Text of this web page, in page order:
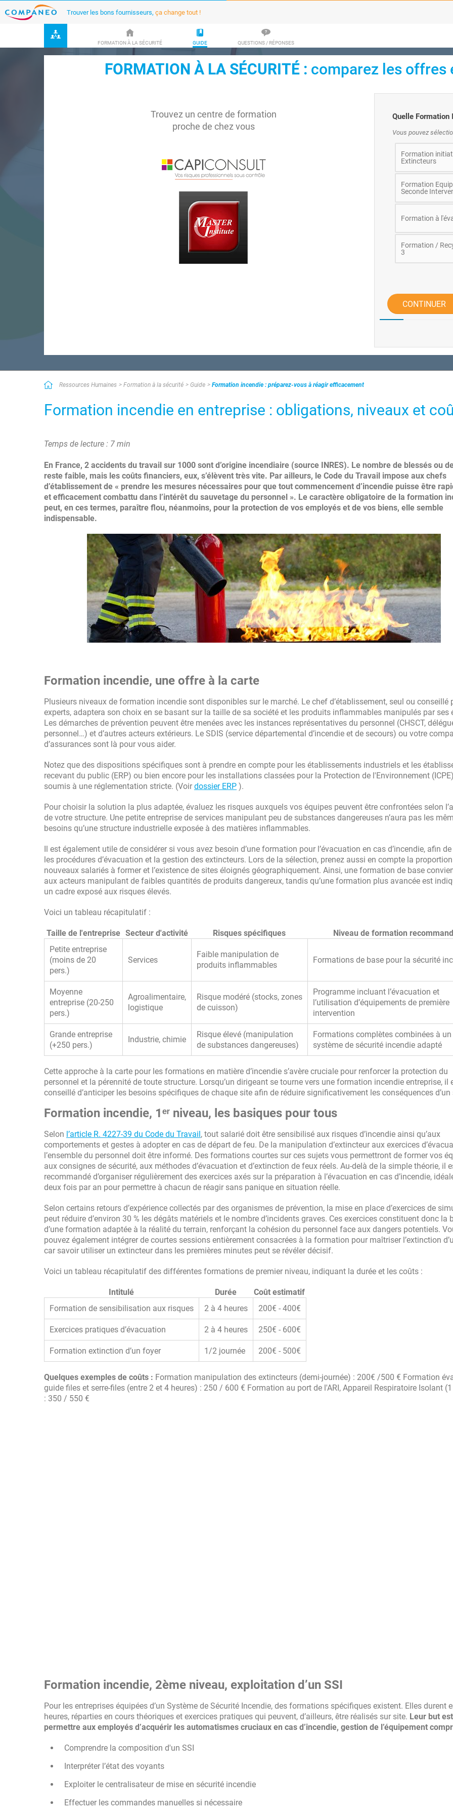
Trouver les bons fournisseurs, ça change tout !
FORMATION À LA SÉCURITÉ GUIDE QUESTIONS / RÉPONSES
FORMATION À LA SÉCURITÉ : comparez les offres
Trouvez un centre de formation
proche de chez vous
Quelle Formation
Vous pouvez
Formation
Extincteurs
Formation
Seconde
Formation à
Formation /
3
CONTINUER
Ressources Humaines Formation à la sécurité Guide Formation incendie : préparez-vous à réagir efficacement
Formation incendie en entreprise : obligations, niveaux et
Temps de lecture : 7 min
En France, 2 accidents du travail sur 1000 sont d’origine incendiaire (source INRES). Le nombre de blessés ou
reste faible, mais les coûts financiers, eux, s’élèvent très vite. Par ailleurs, le Code du Travail impose aux chefs
d’établissement de « prendre les mesures nécessaires pour que tout commencement d’incendie puisse être
et efficacement combattu dans l’intérêt du sauvetage du personnel ». Le caractère obligatoire de la formation
peut, en ces termes, paraître flou, néanmoins, pour la protection de vos employés et de vos biens, elle semble
indispensable.
Formation incendie, une offre à la carte
Plusieurs niveaux de formation incendie sont disponibles sur le marché. Le chef d’établissement, seul ou conseillé
experts, adaptera son choix en se basant sur la taille de sa société et les produits inflammables manipulés par ses
Les démarches de prévention peuvent être menées avec les instances représentatives du personnel (CHSCT,
personnel…) et d’autres acteurs extérieurs. Le SDIS (service départemental d’incendie et de secours) ou votre
d’assurances sont là pour vous aider.
Notez que des dispositions spécifiques sont à prendre en compte pour les établissements industriels et les
recevant du public (ERP) ou bien encore pour les installations classées pour la Protection de l'Environnement
soumis à une réglementation stricte. (Voir dossier ERP ).
Pour choisir la solution la plus adaptée, évaluez les risques auxquels vos équipes peuvent être confrontées selon
de votre structure. Une petite entreprise de services manipulant peu de substances dangereuses n’aura pas les
besoins qu’une structure industrielle exposée à des matières inflammables.
Il est également utile de considérer si vous avez besoin d’une formation pour l’évacuation en cas d’incendie, afin
les procédures d’évacuation et la gestion des extincteurs. Lors de la sélection, prenez aussi en compte la
nouveaux salariés à former et l’existence de sites éloignés géographiquement. Ainsi, une formation de base
aux acteurs manipulant de faibles quantités de produits dangereux, tandis qu’une formation plus avancée est
un cadre exposé aux risques élevés.
Voici un tableau récapitulatif :
Taille de l'entreprise Secteur d'activité Risques spécifiques
Niveau de formation
Petite entreprise
(moins de 20
pers.)
Services
Faible manipulation de
produits inflammables
Formations de base pour la sécurité
Moyenne
entreprise (20-250
pers.)
Agroalimentaire,
logistique
Risque modéré (stocks, zones
de cuisson)
Programme incluant l’évacuation et
l’utilisation d’équipements de première
intervention
Grande entreprise
(+250 pers.)
Industrie, chimie
Risque élevé (manipulation
de substances dangereuses)
Formations complètes combinées à un
système de sécurité incendie adapté
Cette approche à la carte pour les formations en matière d’incendie s’avère cruciale pour renforcer la protection du
personnel et la pérennité de toute structure. Lorsqu’un dirigeant se tourne vers une formation incendie entreprise, il
conseillé d’anticiper les besoins spécifiques de chaque site afin de réduire significativement les conséquences d’un
Formation incendie, 1ᵉʳ niveau, les basiques pour tous
Selon l’article R. 4227-39 du Code du Travail, tout salarié doit être sensibilisé aux risques d’incendie ainsi qu’aux
comportements et gestes à adopter en cas de départ de feu. De la manipulation d’extincteur aux exercices
l’ensemble du personnel doit être informé. Des formations courtes sur ces sujets vous permettront de former vos
aux consignes de sécurité, aux méthodes d’évacuation et d’extinction de feux réels. Au-delà de la simple théorie, il
recommandé d’organiser régulièrement des exercices axés sur la préparation à l’évacuation en cas d’incendie,
deux fois par an pour permettre à chacun de réagir sans panique en situation réelle.
Selon certains retours d’expérience collectés par des organismes de prévention, la mise en place d’exercices de
peut réduire d’environ 30 % les dégâts matériels et le nombre d’incidents graves. Ces exercices constituent donc la
d’une formation adaptée à la réalité du terrain, renforçant la cohésion du personnel face aux dangers potentiels.
pouvez également intégrer de courtes sessions entièrement consacrées à la formation pour maîtriser l’extinction
car savoir utiliser un extincteur dans les premières minutes peut se révéler décisif.
Voici un tableau récapitulatif des différentes formations de premier niveau, indiquant la durée et les coûts :
Intitulé Durée
Coût estimatif
Formation de sensibilisation aux risques
2 à 4 heures 200€ - 400€
Exercices pratiques d’évacuation 2 à 4 heures 250€ - 600€
Formation extinction d’un foyer 1/2 journée 200€ - 500€
Quelques exemples de coûts : Formation manipulation des extincteurs (demi-journée) : 200€ /500 € Formation
guide files et serre-files (entre 2 et 4 heures) : 250 / 600 € Formation au port de l'ARI, Appareil Respiratoire Isolant
: 350 / 550 €
Formation incendie, 2ème niveau, exploitation d’un SSI
Pour les entreprises équipées d’un Système de Sécurité Incendie, des formations spécifiques existent. Elles durent
heures, réparties en cours théoriques et exercices pratiques qui peuvent, d’ailleurs, être réalisés sur site. Leur but
permettre aux employés d’acquérir les automatismes cruciaux en cas d’incendie, gestion de l’équipement
Comprendre la composition d'un SSI
Interpréter l’état des voyants
Exploiter le centralisateur de mise en sécurité incendie
Effectuer les commandes manuelles si nécessaire